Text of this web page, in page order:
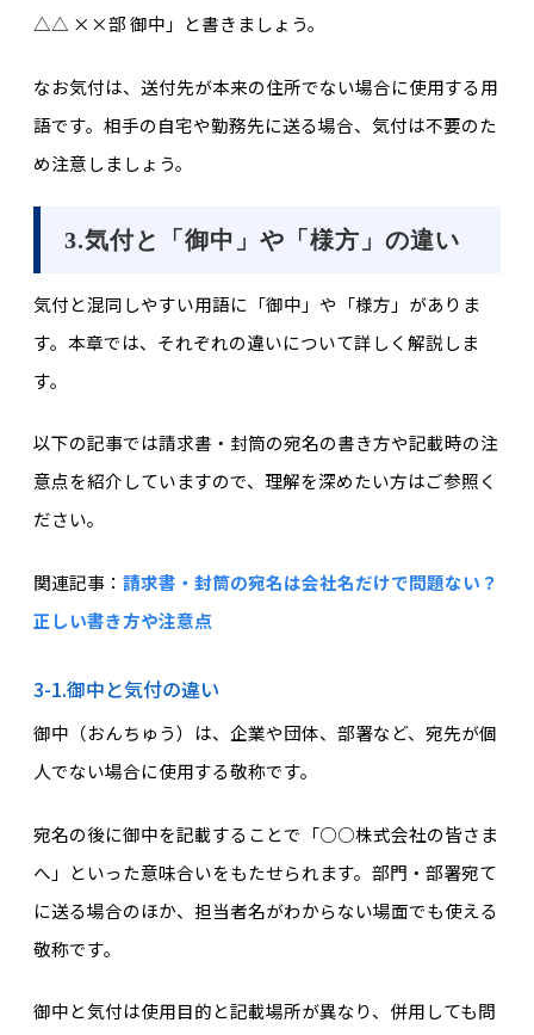
△△ ××部 御中」と書きましょう。
なお気付は、送付先が本来の住所でない場合に使用する用
語です。相手の自宅や勤務先に送る場合、気付は不要のた
め注意しましょう。
3.気付と「御中」や「様方」の違い
気付と混同しやすい用語に「御中」や「様方」がありま
す。本章では、それぞれの違いについて詳しく解説しま
す。
以下の記事では請求書・封筒の宛名の書き方や記載時の注
意点を紹介していますので、理解を深めたい方はご参照く
ださい。
関連記事： 請求書・封筒の宛名は会社名だけで問題ない？
正しい書き方や注意点
3-1.御中と気付の違い
御中（おんちゅう）は、企業や団体、部署など、宛先が個
人でない場合に使用する敬称です。
宛名の後に御中を記載することで「○○株式会社の皆さま
へ」といった意味合いをもたせられます。部門・部署宛て
に送る場合のほか、担当者名がわからない場面でも使える
敬称です。
御中と気付は使用目的と記載場所が異なり、併用しても問